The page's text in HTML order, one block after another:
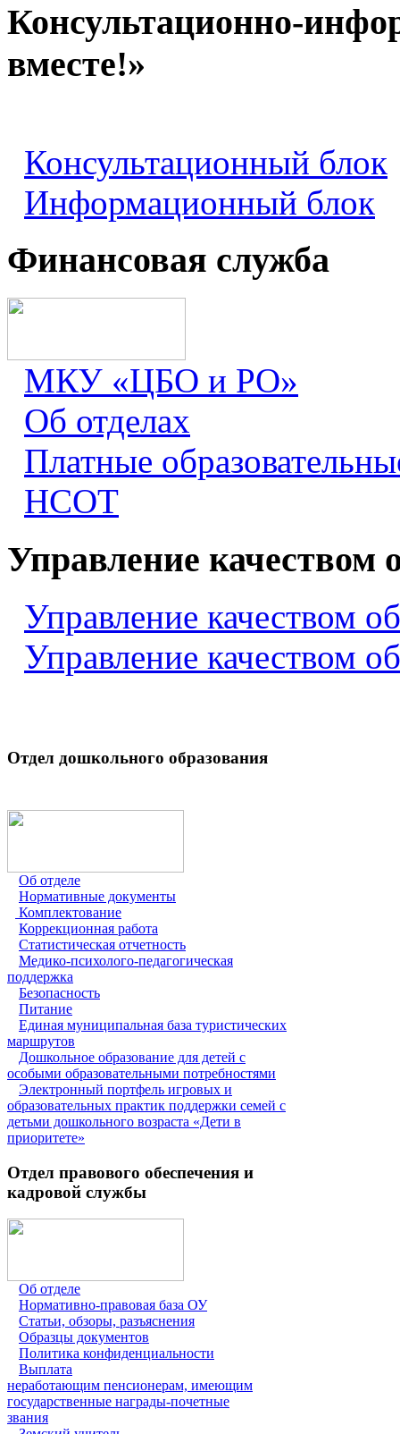
Консультационно-
вместе!»
Консультационный блок
Информационный блок
Финансовая служба
МКУ «ЦБО и РО»
Об отделах
Платные
НСОТ
Управление качеством
Управление качеством
Управление качеством
Отдел дошкольного образования
Об отделе
Нормативные документы
Комплектование
Коррекционная работа
Статистическая отчетность
Медико-психолого-педагогическая
поддержка
Безопасность
Питание
Единая муниципальная база туристических
маршрутов
Дошкольное образование для детей с
особыми образовательными потребностями
Электронный портфель игровых и
образовательных практик поддержки семей с
детьми дошкольного возраста «Дети в
приоритете»
Отдел правового обеспечения и
кадровой службы
Об отделе
Нормативно-правовая база ОУ
Статьи, обзоры, разъяснения
Образцы документов
Политика конфиденциальности
Выплата
неработающим пенсионерам, имеющим
государственные награды-почетные
звания